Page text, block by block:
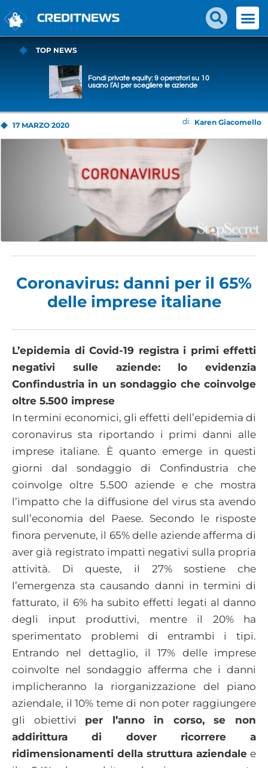
TOP NEWS
Fondi private equity: 9 operatori su 10
usano l’AI per scegliere le aziende
17 MARZO 2020 di: Karen Giacomello
Coronavirus: danni per il 65%
delle imprese italiane
L’epidemia di Covid-19 registra i primi effetti
negativi sulle aziende: lo evidenzia
Confindustria in un sondaggio che coinvolge
oltre 5.500 imprese
In termini economici, gli effetti dell’epidemia di
coronavirus sta riportando i primi danni alle
imprese italiane. È quanto emerge in questi
giorni dal sondaggio di Confindustria che
coinvolge oltre 5.500 aziende e che mostra
l’impatto che la diffusione del virus sta avendo
sull’economia del Paese. Secondo le risposte
finora pervenute, il 65% delle aziende afferma di
aver già registrato impatti negativi sulla propria
attività. Di queste, il 27% sostiene che
l’emergenza sta causando danni in termini di
fatturato, il 6% ha subito effetti legati al danno
degli input produttivi, mentre il 20% ha
sperimentato problemi di entrambi i tipi.
Entrando nel dettaglio, il 17% delle imprese
coinvolte nel sondaggio afferma che i danni
implicheranno la riorganizzazione del piano
aziendale, il 10% teme di non poter raggiungere
gli obiettivi per l’anno in corso, se non
addirittura di dover ricorrere a
ridimensionamenti della struttura aziendale e